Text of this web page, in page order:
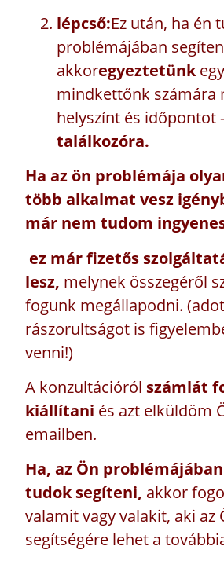
lépcső:Ez után, ha én
problémájában
akkoregyeztetünk
mindkettőnk számára
helyszínt és időpontot
találkozóra.
Ha az ön problémája
több alkalmat vesz
már nem tudom
ez már fizetős
lesz, melynek összegéről
fogunk megállapodni.
rászorultságot is
venni!)
A konzultációról számlát
kiállítani és azt elküldöm
emailben.
Ha, az Ön
tudok segíteni, akkor
valamit vagy valakit, aki az
segítségére lehet a